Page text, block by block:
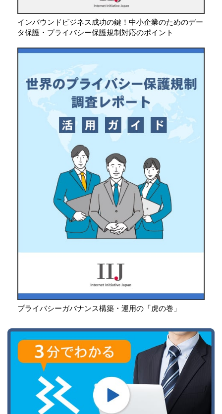
インバウンドビジネス成功の鍵！中小企業のためのデー
タ保護・プライバシー保護規制対応のポイント
プライバシーガバナンス構築・運用の「虎の巻」